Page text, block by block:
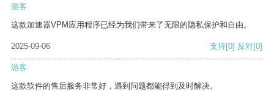
游客
这款加速器VPM应用程序已经为我们带来了无限的隐私保护和自由。
2025-09-06 支持[0] 反对[0]
游客
这款软件的售后服务非常好，遇到问题都能得到及时解决。